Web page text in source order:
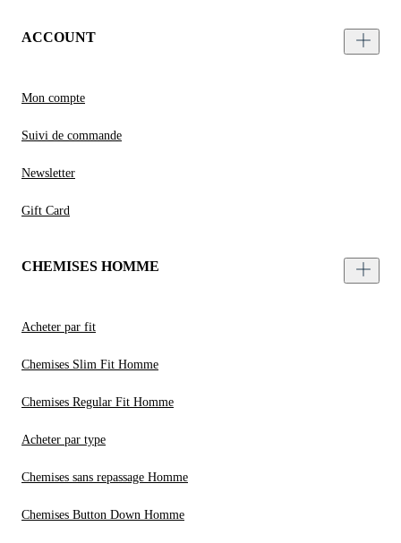
ACCOUNT
Mon compte
Suivi de commande
Newsletter
Gift Card
CHEMISES HOMME
Acheter par fit
Chemises Slim Fit Homme
Chemises Regular Fit Homme
Acheter par type
Chemises sans repassage Homme
Chemises Button Down Homme